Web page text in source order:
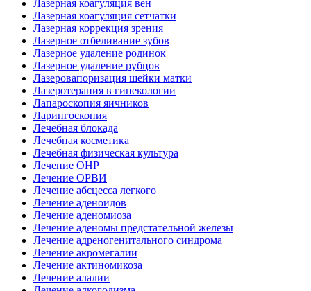
Лазерная коагуляция вен
Лазерная коагуляция сетчатки
Лазерная коррекция зрения
Лазерное отбеливание зубов
Лазерное удаление родинок
Лазерное удаление рубцов
Лазеровапоризация шейки матки
Лазеротерапия в гинекологии
Лапароскопия яичников
Ларингоскопия
Лечебная блокада
Лечебная косметика
Лечебная физическая культура
Лечение ОНР
Лечение ОРВИ
Лечение абсцесса легкого
Лечение аденоидов
Лечение аденомиоза
Лечение аденомы предстательной железы
Лечение адреногенитального синдрома
Лечение акромегалии
Лечение актиномикоза
Лечение алалии